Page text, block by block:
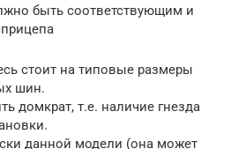
быть соответствующим и
стоит на типовые размеры
шин.
домкрат, т.е. наличие гнезда
данной модели (она может